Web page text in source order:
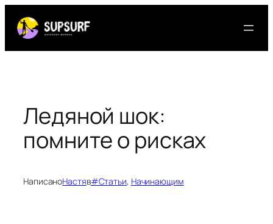
содержимому
Ледяной шок:
помните о рисках
НаписаноНастяв#Статьи, Начинающим